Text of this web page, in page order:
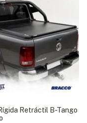
Retráctil B-Tango